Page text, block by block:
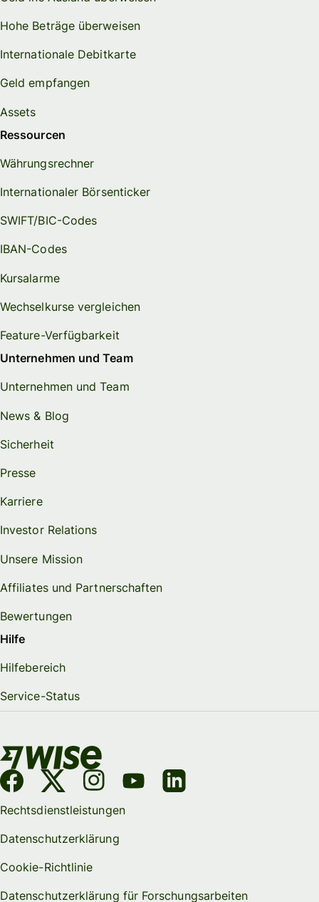
Hohe Beträge überweisen
Internationale Debitkarte
Geld empfangen
Assets
Ressourcen
Währungsrechner
Internationaler Börsenticker
SWIFT/BIC-Codes
IBAN-Codes
Kursalarme
Wechselkurse vergleichen
Feature-Verfügbarkeit
Unternehmen und Team
Unternehmen und Team
News & Blog
Sicherheit
Presse
Karriere
Investor Relations
Unsere Mission
Affiliates und Partnerschaften
Bewertungen
Hilfe
Hilfebereich
Service-Status
Rechtsdienstleistungen
Datenschutzerklärung
Cookie-Richtlinie
Datenschutzerklärung für Forschungsarbeiten